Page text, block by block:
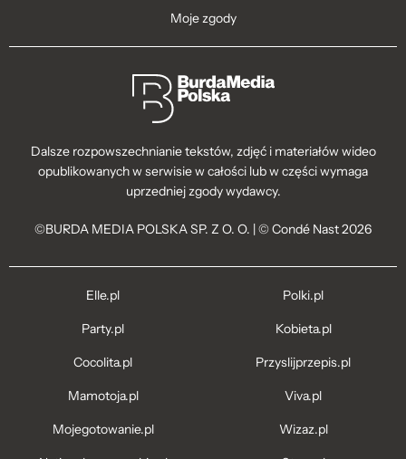
Moje zgody
Dalsze rozpowszechnianie tekstów, zdjęć i materiałów wideo
opublikowanych w serwisie w całości lub w części wymaga
uprzedniej zgody wydawcy.
©BURDA MEDIA POLSKA SP. Z O. O. | © Condé Nast 2026
Elle.pl
Party.pl
Cocolita.pl
Mamotoja.pl
Mojegotowanie.pl
Polki.pl
Kobieta.pl
Przyslijprzepis.pl
Viva.pl
Wizaz.pl